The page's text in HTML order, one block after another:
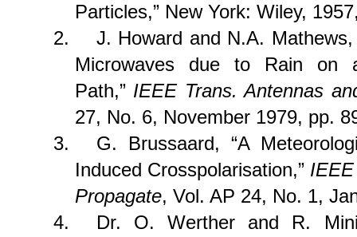
Particles,” New York: Wiley,
J. Howard and N.A.
Microwaves due to Rain on
Path,” IEEE Trans. Antennas
27, No. 6, November 1979, pp.
G. Brussaard, “A
Induced Crosspolarisation,”
Propagate, Vol. AP 24, No. 1,
Dr. O. Werther and R.